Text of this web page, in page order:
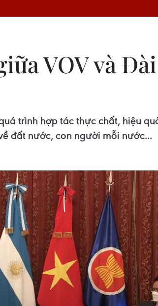
VOV và
trình hợp tác thực chất, hiệu
đất nước, con người mỗi nước...